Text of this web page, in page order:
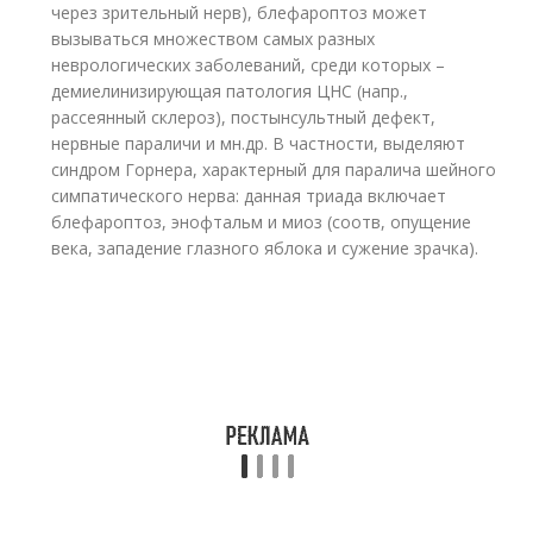
через зрительный нерв), блефароптоз может
вызываться множеством самых разных
неврологических заболеваний, среди которых –
демиелинизирующая патология ЦНС (напр.,
рассеянный склероз), постынсультный дефект,
нервные параличи и мн.др. В частности, выделяют
синдром Горнера, характерный для паралича шейного
симпатического нерва: данная триада включает
блефароптоз, энофтальм и миоз (соотв, опущение
века, западение глазного яблока и сужение зрачка).